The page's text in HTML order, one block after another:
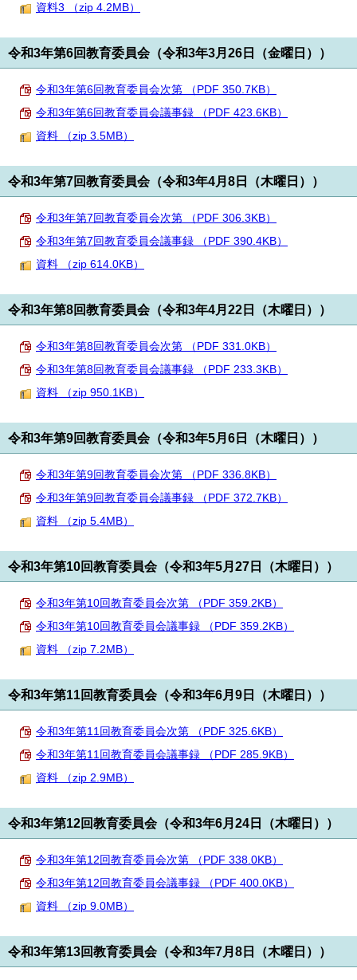
資料3 （zip 4.2MB）
令和3年第6回教育委員会（令和3年3月26日（金曜日））
令和3年第6回教育委員会次第 （PDF 350.7KB）
令和3年第6回教育委員会議事録 （PDF 423.6KB）
資料 （zip 3.5MB）
令和3年第7回教育委員会（令和3年4月8日（木曜日））
令和3年第7回教育委員会次第 （PDF 306.3KB）
令和3年第7回教育委員会議事録 （PDF 390.4KB）
資料 （zip 614.0KB）
令和3年第8回教育委員会（令和3年4月22日（木曜日））
令和3年第8回教育委員会次第 （PDF 331.0KB）
令和3年第8回教育委員会議事録 （PDF 233.3KB）
資料 （zip 950.1KB）
令和3年第9回教育委員会（令和3年5月6日（木曜日））
令和3年第9回教育委員会次第 （PDF 336.8KB）
令和3年第9回教育委員会議事録 （PDF 372.7KB）
資料 （zip 5.4MB）
令和3年第10回教育委員会（令和3年5月27日（木曜日））
令和3年第10回教育委員会次第 （PDF 359.2KB）
令和3年第10回教育委員会議事録 （PDF 359.2KB）
資料 （zip 7.2MB）
令和3年第11回教育委員会（令和3年6月9日（木曜日））
令和3年第11回教育委員会次第 （PDF 325.6KB）
令和3年第11回教育委員会議事録 （PDF 285.9KB）
資料 （zip 2.9MB）
令和3年第12回教育委員会（令和3年6月24日（木曜日））
令和3年第12回教育委員会次第 （PDF 338.0KB）
令和3年第12回教育委員会議事録 （PDF 400.0KB）
資料 （zip 9.0MB）
令和3年第13回教育委員会（令和3年7月8日（木曜日））